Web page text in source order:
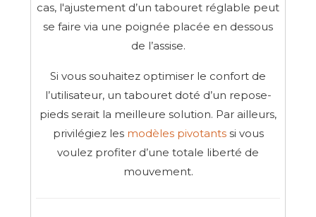
cas, l'ajustement d’un tabouret réglable peut
se faire via une poignée placée en dessous
de l’assise.
Si vous souhaitez optimiser le confort de
l’utilisateur, un tabouret doté d’un repose-
pieds serait la meilleure solution. Par ailleurs,
privilégiez les modèles pivotantssi vous
voulez profiter d’une totale liberté de
mouvement.